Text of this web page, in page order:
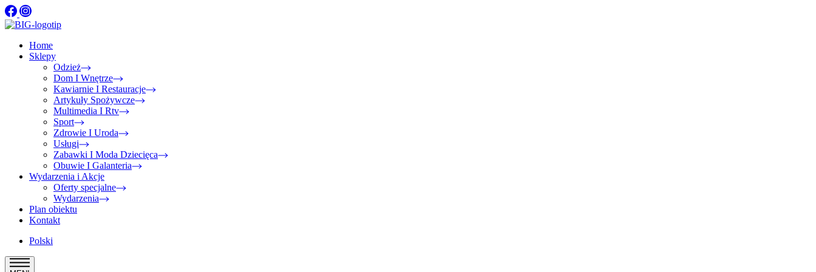
Home
Sklepy
Odzież
Dom I Wnętrze
Kawiarnie I Restauracje
Artykuły Spożywcze
Multimedia I Rtv
Sport
Zdrowie I Uroda
Usługi
Zabawki I Moda Dziecięca
Obuwie I Galanteria
Wydarzenia i Akcje
Oferty specjalne
Wydarzenia
Plan obiektu
Kontakt
Polski